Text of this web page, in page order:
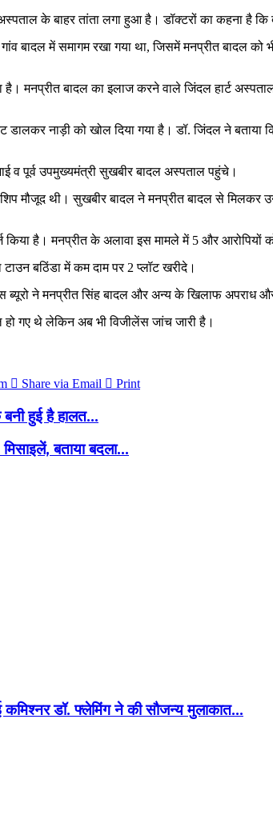
के बाहर तांता लगा हुआ है। डॉक्टरों का कहना है कि
बादल में समागम रखा गया था, जिसमें मनप्रीत बादल
मनप्रीत बादल का इलाज करने वाले जिंदल हार्ट
नाड़ी को खोल दिया गया है। डॉ. जिंदल ने बताया
व पूर्व उपमुख्यमंत्री सुखबीर बादल अस्पताल पहुंचे।
मौजूद थी। सुखबीर बादल ने मनप्रीत बादल से मिलकर
है। मनप्रीत के अलावा इस मामले में 5 और आरोपियों
बठिंडा में कम दाम पर 2 प्लॉट खरीदे।
ने मनप्रीत सिंह बादल और अन्य के खिलाफ अपराध और
गए थे लेकिन अब भी विजीलेंस जांच जारी है।
Share via Email Print
हुई है हालत...
बताया बदला...
कमिश्नर डॉ. फ्लेमिंग ने की सौजन्य मुलाकात…